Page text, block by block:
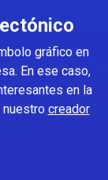
gráfico en
En ese caso,
en la
creador